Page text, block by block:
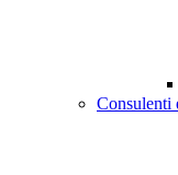
Consulenti